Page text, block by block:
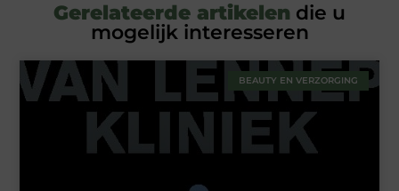
Gerelateerde artikelen die u
mogelijk interesseren
BEAUTY EN VERZORGING